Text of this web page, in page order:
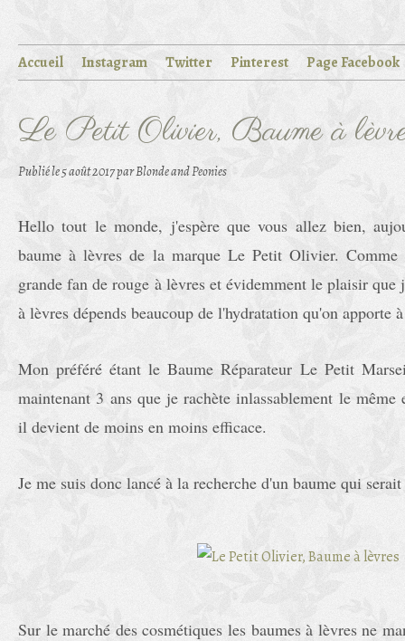
Accueil Instagram Twitter Pinterest Page Facebook
Le Petit Olivier, Baume à
Publié le5 août 2017par Blonde and Peonies
Hello tout le monde, j'espère que vous allez bien,
baume à lèvres de la marque Le Petit Olivier.
grande fan de rouge à lèvres et évidemment le plaisir que
à lèvres dépends beaucoup de l'hydratation qu'on apporte
Mon préféré étant le Baume Réparateur Le Petit
maintenant 3 ans que je rachète inlassablement le même
il devient de moins en moins efficace.
Je me suis donc lancé à la recherche d'un baume qui
Sur le marché des cosmétiques les baumes à lèvres ne